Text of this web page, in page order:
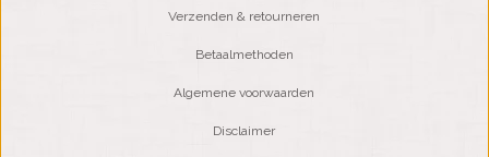
Verzenden & retourneren
Betaalmethoden
Algemene voorwaarden
Disclaimer